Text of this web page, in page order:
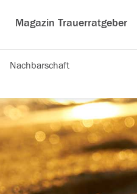
Magazin Trauerratgeber
Nachbarschaft